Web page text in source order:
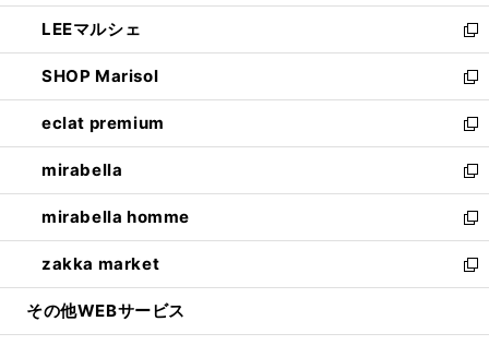
開
く
ウ
で
開
く
ン
ド
ウ
で
開
く
ウ
ィ
ン
ド
ウ
で
開
く
し
い
ウ
ィ
ン
ド
ウ
で
開
く
LEEマルシェ
新
し
い
ウ
ィ
ン
ド
ウ
で
開
く
SHOP Marisol
新
し
い
ウ
ィ
ン
ド
ウ
で
開
eclat premium
新
し
い
ウ
ィ
ン
ド
ウ
開
mirabella
新
し
い
ウ
ィ
ン
ウ
mirabella homme
新
し
い
ウ
ン
zakka market
新
し
ウ
その他WEBサービス